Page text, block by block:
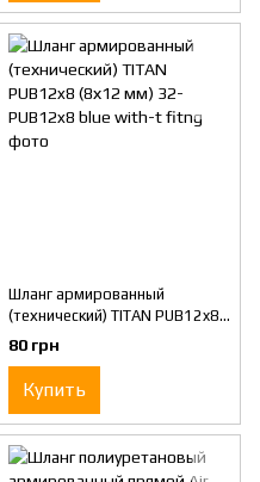
Шланг армированный
(технический) TITAN PUB12x8
(8х12 мм)
80 грн
Купить